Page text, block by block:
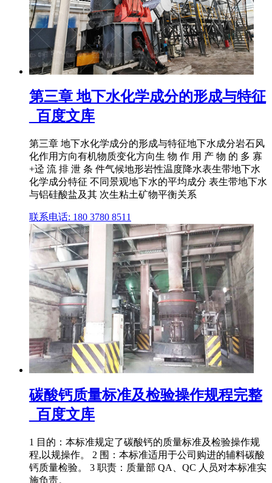
第三章 地下水化学成分的形成与特征
_百度文库
第三章 地下水化学成分的形成与特征地下水成分岩石风
化作用方向有机物质变化方向生 物 作 用 产 物 的 多 寡
+迳 流 排 泄 条 件气候地形岩性温度降水表生带地下水
化学成分特征 不同景观地下水的平均成分 表生带地下水
与铝硅酸盐及其 次生粘土矿物平衡关系
联系电话: 180 3780 8511
碳酸钙质量标准及检验操作规程完整
_百度文库
1 目的：本标准规定了碳酸钙的质量标准及检验操作规
程,以规操作。 2 围：本标准适用于公司购进的辅料碳酸
钙质量检验。 3 职责：质量部 QA、QC 人员对本标准实
施负责。